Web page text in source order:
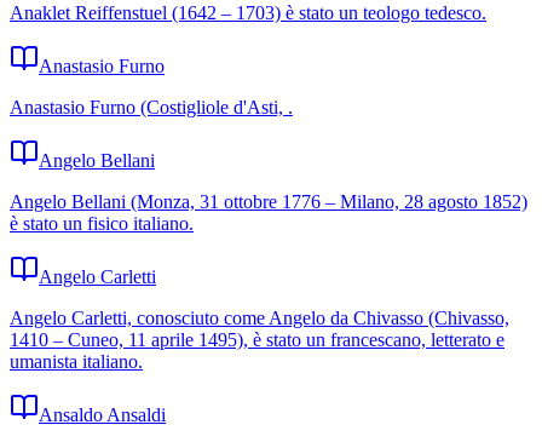
Anaklet Reiffenstuel (1642 – 1703) è stato un teologo tedesco.
Anastasio Furno
Anastasio Furno (Costigliole d'Asti, .
Angelo Bellani
Angelo Bellani (Monza, 31 ottobre 1776 – Milano, 28 agosto 1852)
è stato un fisico italiano.
Angelo Carletti
Angelo Carletti, conosciuto come Angelo da Chivasso (Chivasso,
1410 – Cuneo, 11 aprile 1495), è stato un francescano, letterato e
umanista italiano.
Ansaldo Ansaldi